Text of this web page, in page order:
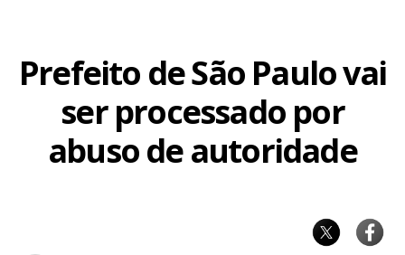
Prefeito de São Paulo vai
ser processado por
abuso de autoridade